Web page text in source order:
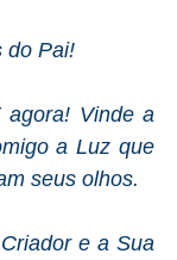
do Pai!
agora! Vinde a
a Luz que
seus olhos.
e a Sua